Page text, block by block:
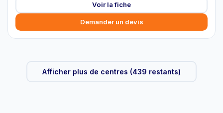
Voir la fiche
Demander un devis
Afficher plus de centres (439 restants)